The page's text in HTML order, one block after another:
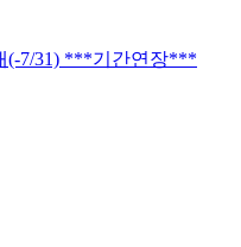
(-7/31) ***기간연장***